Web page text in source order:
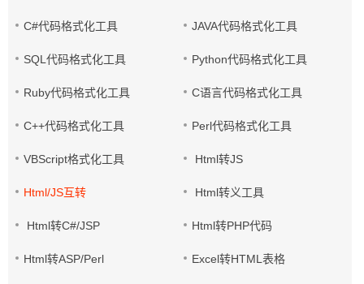
C#代码格式化工具 JAVA代码格式化工具
SQL代码格式化工具 Python代码格式化工具
Ruby代码格式化工具 C语言代码格式化工具
C++代码格式化工具 Perl代码格式化工具
VBScript格式化工具 Html转JS
Html/JS互转 Html转义工具
Html转C#/JSP Html转PHP代码
Html转ASP/Perl Excel转HTML表格